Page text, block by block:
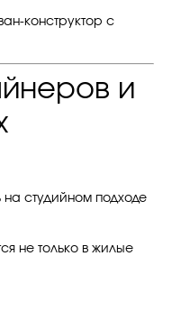
конструктор с
и
на студийном подходе
не только в жилые